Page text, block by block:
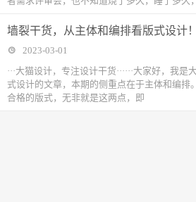
墙裂干货，从主体和编排看版式设计！
2023-03-01
···大猫设计，专注设计干货······大家好，我
式设计的文章，本期的侧重点在于主体和编排
合格的版式，无非就是这两点，即